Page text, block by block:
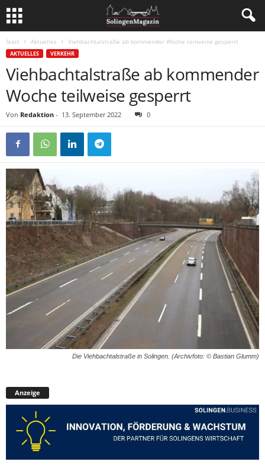
Start Aktuelles Viehbachtalstraße ab kommender Woche teilweise gesperrt
AKTUELLES VERKEHR
Viehbachtalstraße ab kommender
Woche teilweise gesperrt
Von Redaktion - 13. September 2022 0
Die Viehbachtalstraße in Solingen. (Archivfoto: © Bastian Glumm)
Anzeige